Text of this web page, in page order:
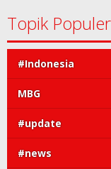
Topik Populer
#Indonesia
MBG
#update
#news